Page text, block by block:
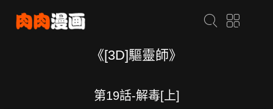
《[3D]驅靈師》
第19話-解毒[上]